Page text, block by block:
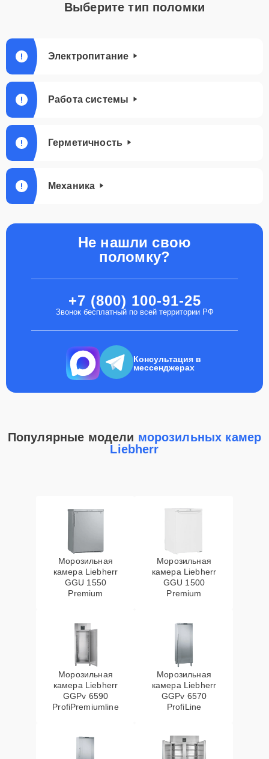
Выберите тип поломки
Электропитание
Работа системы
Герметичность
Механика
Не нашли свою
поломку?
+7 (800) 100-91-25
Звонок бесплатный по всей территории РФ
Консультация в
мессенджерах
Популярные модели морозильных камер
Liebherr
Морозильная
камера Liebherr
GGU 1550
Premium
Морозильная
камера Liebherr
GGU 1500
Premium
Морозильная
камера Liebherr
GGPv 6590
ProfiPremiumline
Морозильная
камера Liebherr
GGPv 6570
ProfiLine